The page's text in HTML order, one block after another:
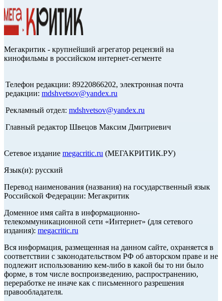
Мегакритик - крупнейший агрегатор рецензий на
кинофильмы в российском интернет-сегменте
Телефон редакции: 89220866202, электронная почта
редакции: mdshvetsov@yandex.ru
Рекламный отдел: mdshvetsov@yandex.ru
Главный редактор Швецов Максим Дмитриевич
Сетевое издание megacritic.ru (МЕГАКРИТИК.РУ)
Язык(и): русский
Перевод наименования (названия) на государственный язык
Российской Федерации: Мегакритик
Доменное имя сайта в информационно-
телекоммуникационной сети «Интернет» (для сетевого
издания): megacritic.ru
Вся информация, размещенная на данном сайте, охраняется в
соответствии с законодательством РФ об авторском праве и не
подлежит использованию кем-либо в какой бы то ни было
форме, в том числе воспроизведению, распространению,
переработке не иначе как с письменного разрешения
правообладателя.